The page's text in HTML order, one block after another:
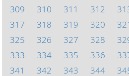
309
310 311 312
317
318 319 320
325
326 327 328
333
334 335 336
341
342 343 344